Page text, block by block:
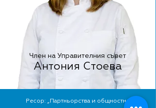
Член на Управителния съвет
Антония Стоева
Ресор: „Партньорства и общностно